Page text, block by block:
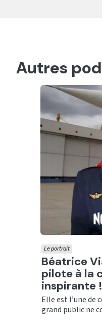
Autres
Ecouter
Béatrice
pilote à la
inspirante !
Le portrait
Elle est l’une de
grand public ne